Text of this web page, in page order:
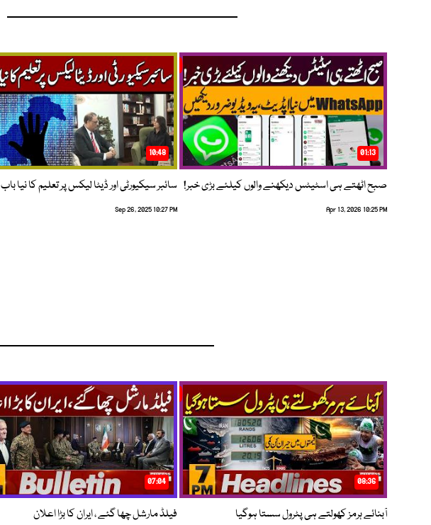
01:13
صبح اٹھتے ہی اسٹیٹس دیکھنے والوں کیلئے بڑی خبر!
Apr 13, 2026 10:25 PM
10:48
سائبر سیکیورٹی اور ڈیٹا لیکس پر تعلیم کا نیا باب
Sep 26, 2025 10:27 PM
08:36
آبنائے ہرمز کھولتے ہی پٹرول سستا ہوگیا
07:04
فیلڈ مارشل چھا گئے ، ایران کا بڑا اعلان